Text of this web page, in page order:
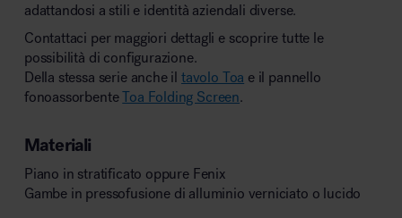
adattandosi a stili e identità aziendali diverse.
Contattaci per maggiori dettagli e scoprire tutte le
possibilità di configurazione.
Della stessa serie anche il tavolo Toa e il pannello
fonoassorbenteToa Folding Screen.
Materiali
Piano in stratificato oppure Fenix
Gambe in pressofusione di alluminio verniciato o lucido